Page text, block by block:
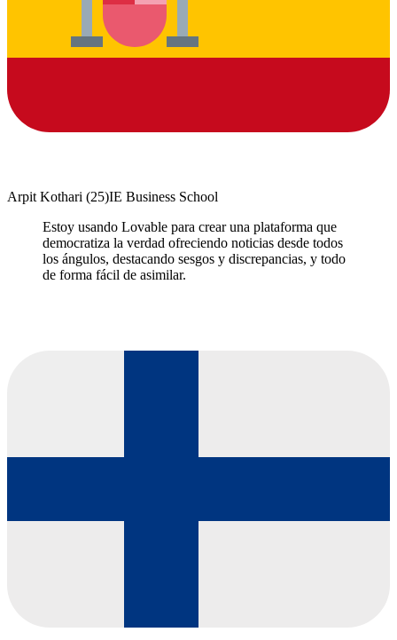
Arpit Kothari (25)IE Business School
Estoy usando Lovable para crear una plataforma que
democratiza la verdad ofreciendo noticias desde todos
los ángulos, destacando sesgos y discrepancias, y todo
de forma fácil de asimilar.